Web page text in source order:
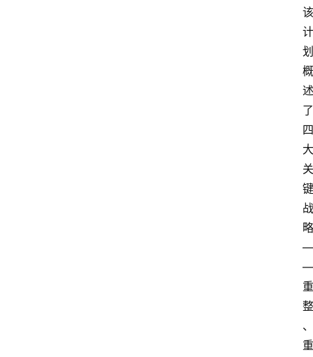
该
计
划
概
述
了
四
大
关
键
战
略
—
—
重
整
、
重